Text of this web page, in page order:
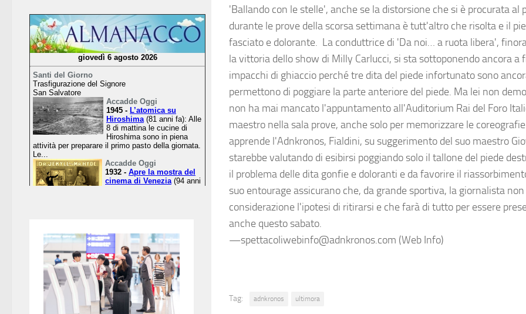
'Ballando con le stelle', anche se la distorsione che si è procurata al
durante le prove della scorsa settimana è tutt'altro che risolta e il
fasciato e dolorante. La conduttrice di 'Da noi… a ruota libera',
la vittoria dello show di Milly Carlucci, si sta sottoponendo ancora a
impacchi di ghiaccio perché tre dita del piede infortunato sono
permettono di poggiare la parte anteriore del piede. Ma lei non
non ha mai mancato l'appuntamento all'Auditorium Rai del Foro
maestro nella sala prove, anche solo per memorizzare le
apprende l'Adnkronos, Fialdini, su suggerimento del suo maestro
starebbe valutando di esibirsi poggiando solo il tallone del piede
il problema delle dita gonfie e doloranti e da favorire il
suo entourage assicurano che, da grande sportiva, la giornalista
considerazione l'ipotesi di ritirarsi e che farà di tutto per essere
anche questo sabato.
—spettacoliwebinfo@adnkronos.com (Web Info)
Tag: adnkronos ultimora